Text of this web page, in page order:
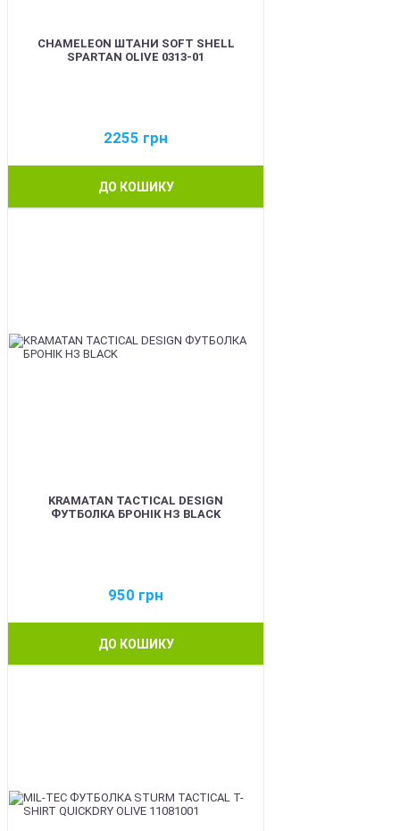
CHAMELEON ШТАНИ SOFT SHELL
SPARTAN OLIVE 0313-01
2255 грн
ДО КОШИКУ
KRAMATAN TACTICAL DESIGN
ФУТБОЛКА БРОНІК НЗ BLACK
950 грн
ДО КОШИКУ